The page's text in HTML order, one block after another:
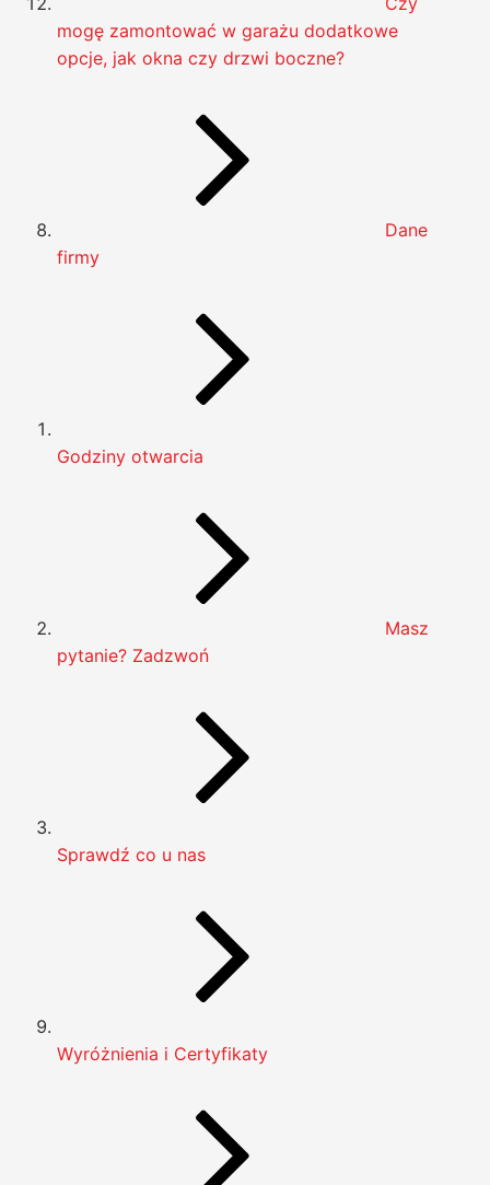
mogę zamontować w garażu dodatkowe
opcje, jak okna czy drzwi boczne?
Dane
firmy
Godziny otwarcia
Masz
pytanie? Zadzwoń
Sprawdź co u nas
Wyróżnienia i Certyfikaty